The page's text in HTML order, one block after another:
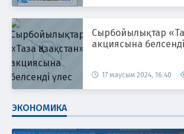
Сырбойылықтар «Таза Қазақстан»
акциясына
17 маусым 2024, 16:40
ЭКОНОМИКА